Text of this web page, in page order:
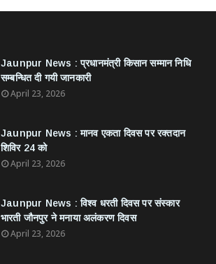
Jaunpur News : ​प्रधानमंत्री किसान सम्मान निधि
सम्बन्धित दी गयी जानकारी
April 23, 2026
Jaunpur News : ​मानव एकता दिवस पर रक्तदान
शिविर 24 को
April 23, 2026
Jaunpur News : विश्व धरती दिवस पर संस्कार
भारती जौनपुर ने मनाया अलंकरण दिवस
April 23, 2026